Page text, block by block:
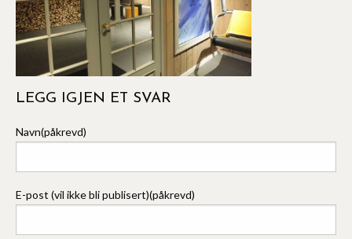
LEGG IGJEN ET SVAR
Navn(påkrevd)
E-post (vil ikke bli publisert)(påkrevd)